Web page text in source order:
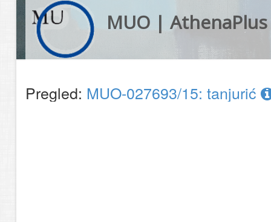
MUO | AthenaPlus
Pregled: MUO-027693/15: tanjurić